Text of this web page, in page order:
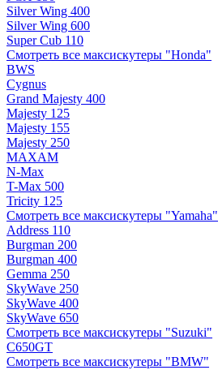
Silver Wing 400
Silver Wing 600
Super Cub 110
Смотреть все максискутеры "Honda"
BWS
Cygnus
Grand Majesty 400
Majesty 125
Majesty 155
Majesty 250
MAXAM
N-Max
T-Max 500
Tricity 125
Смотреть все максискутеры "Yamaha"
Address 110
Burgman 200
Burgman 400
Gemma 250
SkyWave 250
SkyWave 400
SkyWave 650
Смотреть все максискутеры "Suzuki"
C650GT
Смотреть все максискутеры "BMW"